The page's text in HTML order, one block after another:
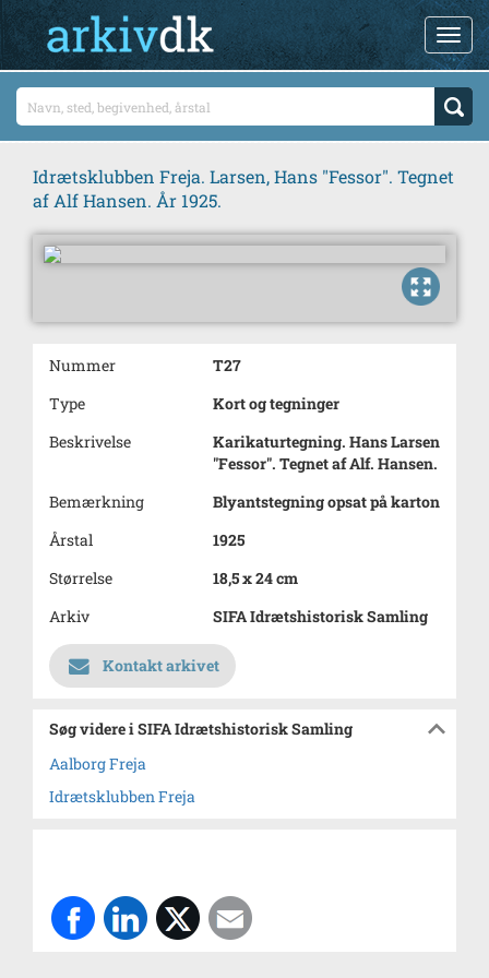
Idrætsklubben Freja. Larsen, Hans "Fessor". Tegnet
af Alf Hansen. År 1925.
Nummer
T27
Type
Kort og tegninger
Beskrivelse
Karikaturtegning. Hans Larsen
"Fessor". Tegnet af Alf. Hansen.
Bemærkning
Blyantstegning opsat på karton
Årstal
1925
Størrelse
18,5 x 24 cm
Arkiv
SIFA Idrætshistorisk Samling
Kontakt arkivet
Søg videre i SIFA Idrætshistorisk Samling
Aalborg Freja
Idrætsklubben Freja